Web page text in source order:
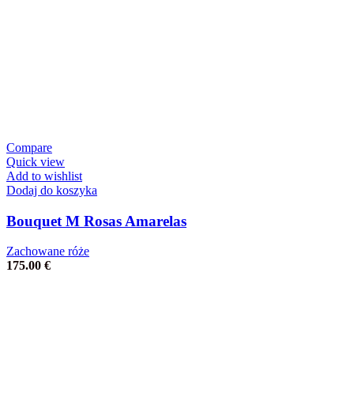
Compare
Quick view
Add to wishlist
Dodaj do koszyka
Bouquet M Rosas Amarelas
Zachowane róże
175.00 €